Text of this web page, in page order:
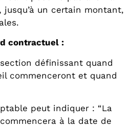
jusqu’à un certain montant,
contractuel :
définissant quand
commenceront et quand
peut indiquer : “La
à la date de